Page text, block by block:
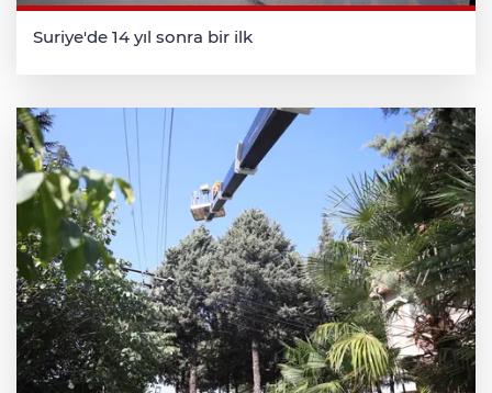
Suriye'de 14 yıl sonra bir ilk